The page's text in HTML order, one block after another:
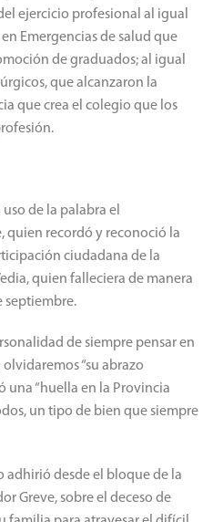
ejercicio profesional al igual
Emergencias de salud que
de graduados; al igual
que alcanzaron la
que crea el colegio que los
de la palabra el
quien recordó y reconoció la
ciudadana de la
quien falleciera de manera
septiembre.
de siempre pensar en
olvidaremos “su abrazo
una “huella en la Provincia
un tipo de bien que siempre
adhirió desde el bloque de la
Greve, sobre el deceso de